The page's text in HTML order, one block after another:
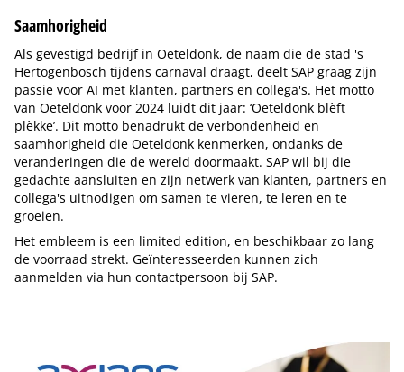
Saamhorigheid
Als gevestigd bedrijf in Oeteldonk, de naam die de stad 's
Hertogenbosch tijdens carnaval draagt, deelt SAP graag zijn
passie voor AI met klanten, partners en collega's. Het motto
van Oeteldonk voor 2024 luidt dit jaar: ‘Oeteldonk blèft
plèkke’. Dit motto benadrukt de verbondenheid en
saamhorigheid die Oeteldonk kenmerken, ondanks de
veranderingen die de wereld doormaakt. SAP wil bij die
gedachte aansluiten en zijn netwerk van klanten, partners en
collega's uitnodigen om samen te vieren, te leren en te
groeien.
Het embleem is een limited edition, en beschikbaar zo lang
de voorraad strekt. Geïnteresseerden kunnen zich
aanmelden via hun contactpersoon bij SAP.